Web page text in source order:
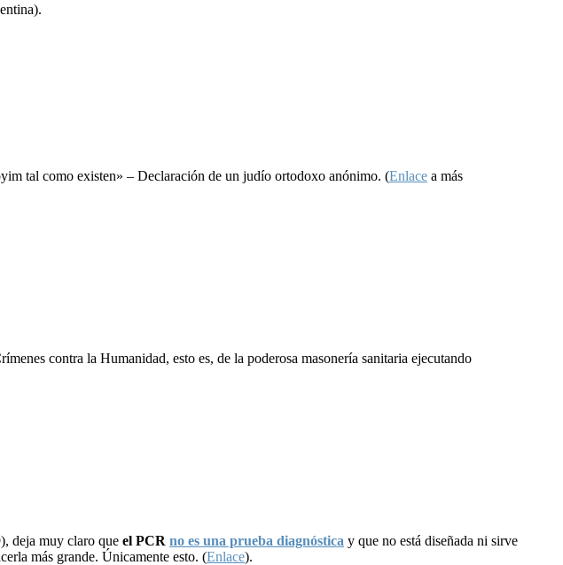
tal como existen» – Declaración de un judío ortodoxo anónimo. (Enlace a más
contra la Humanidad, esto es, de la poderosa masonería sanitaria ejecutando
deja muy claro que el PCR no es una prueba diagnóstica y que no está diseñada ni sirve
más grande. Únicamente esto. (Enlace).